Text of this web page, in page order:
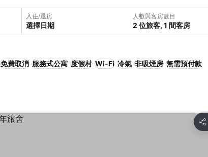
入住/退房
選擇日期
人數與客房數目
2 位旅客, 1 間客房
免費取消 服務式公寓 度假村 Wi-Fi 冷氣 非吸煙房 無需預付款
分享